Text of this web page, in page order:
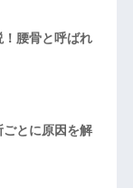
！腰骨と呼ばれ
とに原因を解